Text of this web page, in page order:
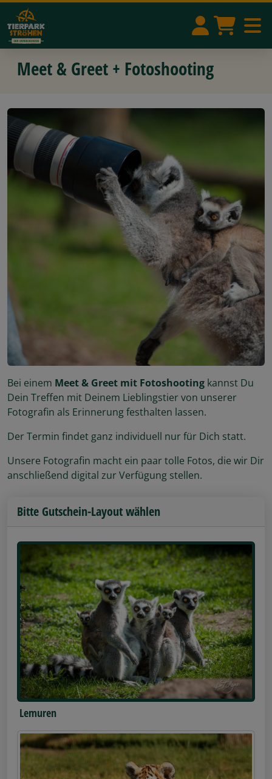
Meet & Greet + Fotoshooting
Bei einem Meet & Greet mit Fotoshooting kannst Du
Dein Treffen mit Deinem Lieblingstier von unserer
Fotografin als Erinnerung festhalten lassen.
Der Termin findet ganz individuell nur für Dich statt.
Unsere Fotografin macht ein paar tolle Fotos, die wir Dir
anschließend digital zur Verfügung stellen.
Bitte Gutschein-Layout wählen
Lemuren